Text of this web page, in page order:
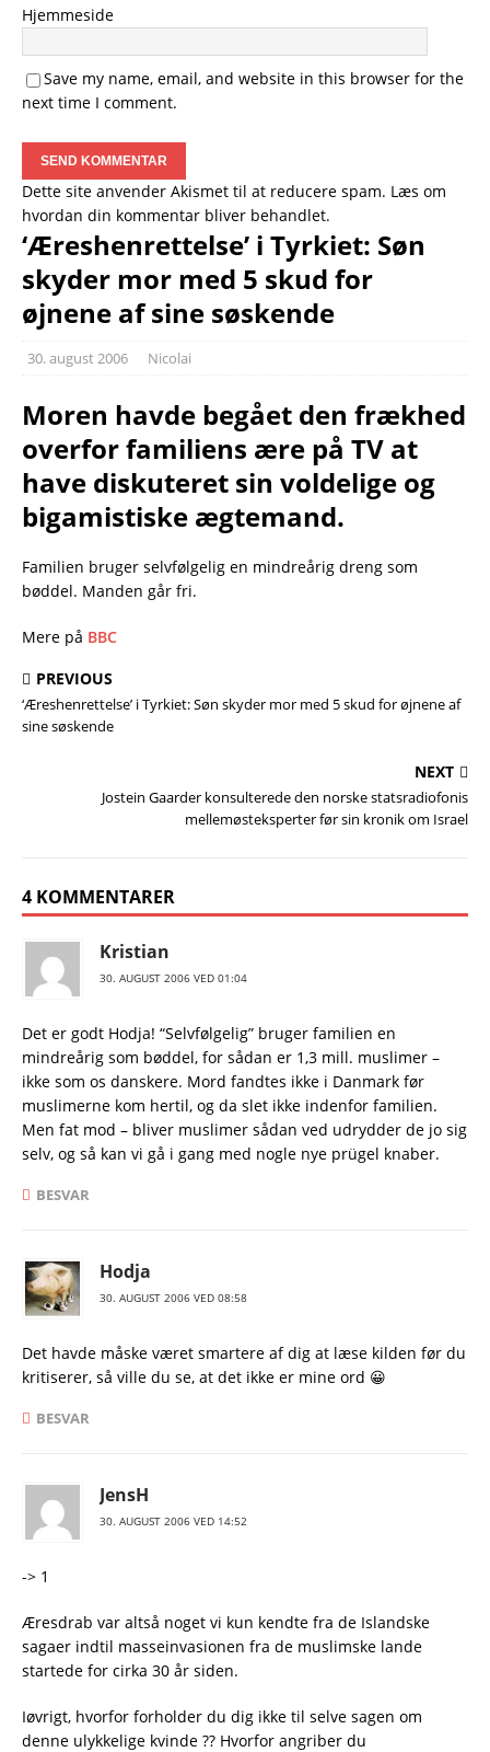
Hjemmeside
Save my name, email, and website in this browser for the
next time I comment.
Dette site anvender Akismet til at reducere spam. Læs om
hvordan din kommentar bliver behandlet.
‘Æreshenrettelse’ i Tyrkiet: Søn
skyder mor med 5 skud for
øjnene af sine søskende
30. august 2006 Nicolai
Moren havde begået den frækhed
overfor familiens ære på TV at
have diskuteret sin voldelige og
bigamistiske ægtemand.
Familien bruger selvfølgelig en mindreårig dreng som
bøddel. Manden går fri.
Mere på BBC
PREVIOUS
‘Æreshenrettelse’ i Tyrkiet: Søn skyder mor med 5 skud for øjnene af
sine søskende
NEXT
Jostein Gaarder konsulterede den norske statsradiofonis
mellemøsteksperter før sin kronik om Israel
4 KOMMENTARER
Kristian
30. AUGUST 2006 VED 01:04
Det er godt Hodja! “Selvfølgelig” bruger familien en
mindreårig som bøddel, for sådan er 1,3 mill. muslimer –
ikke som os danskere. Mord fandtes ikke i Danmark før
muslimerne kom hertil, og da slet ikke indenfor familien.
Men fat mod – bliver muslimer sådan ved udrydder de jo sig
selv, og så kan vi gå i gang med nogle nye prügel knaber.
BESVAR
Hodja
30. AUGUST 2006 VED 08:58
Det havde måske været smartere af dig at læse kilden før du
kritiserer, så ville du se, at det ikke er mine ord 😀
BESVAR
JensH
30. AUGUST 2006 VED 14:52
-> 1
Æresdrab var altså noget vi kun kendte fra de Islandske
sagaer indtil masseinvasionen fra de muslimske lande
startede for cirka 30 år siden.
Iøvrigt, hvorfor forholder du dig ikke til selve sagen om
denne ulykkelige kvinde ?? Hvorfor angriber du